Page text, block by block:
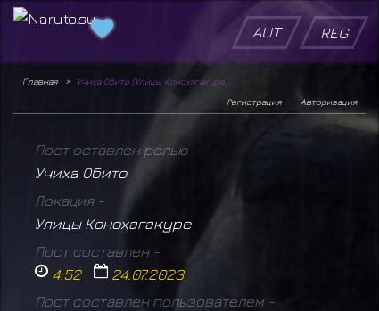
AUT REG
Главная
Учиха Обито (Улицы Конохагакуре)
Авторизация
Регистрация
Пост оставлен ролью -
Учиха Обито
Локация -
Улицы Конохагакуре
Пост составлен -
4:52 24.07.2023
Пост составлен пользователем -